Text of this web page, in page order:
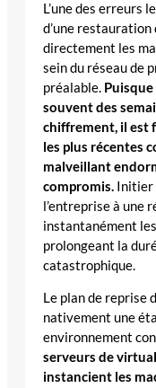
L’une des erreurs
d’une restauration
directement les
sein du réseau de
préalable.
souvent des
chiffrement, il est
les plus récentes
malveillant
compromis. Initier
l’entreprise à une
instantanément
prolongeant la
catastrophique.
Le plan de reprise
nativement une
environnement
serveurs de
instancient les